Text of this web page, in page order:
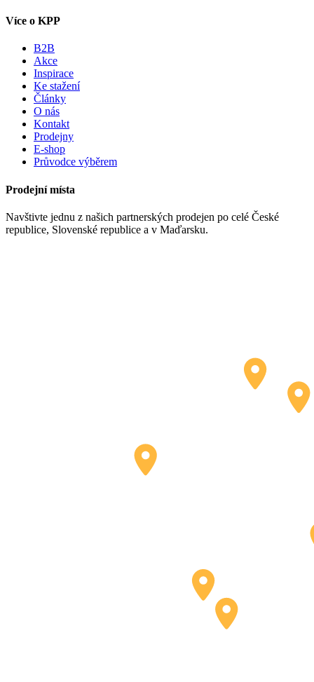
Více o KPP
B2B
Akce
Inspirace
Ke stažení
Články
O nás
Kontakt
Prodejny
E-shop
Průvodce výběrem
Prodejní místa
Navštivte jednu z našich partnerských prodejen po celé České
republice, Slovenské republice a v Maďarsku.